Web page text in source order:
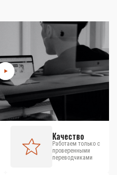
Качество
Работаем только с
проверенными
переводчиками